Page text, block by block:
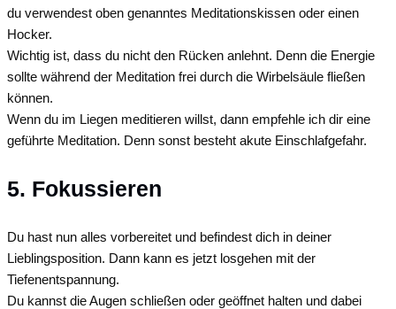
du verwendest oben genanntes Meditationskissen oder einen
Hocker.
Wichtig ist, dass du nicht den Rücken anlehnt. Denn die Energie
sollte während der Meditation frei durch die Wirbelsäule fließen
können.
Wenn du im Liegen meditieren willst, dann empfehle ich dir eine
geführte Meditation. Denn sonst besteht akute Einschlafgefahr.
5. Fokussieren
Du hast nun alles vorbereitet und befindest dich in deiner
Lieblingsposition. Dann kann es jetzt losgehen mit der
Tiefenentspannung.
Du kannst die Augen schließen oder geöffnet halten und dabei